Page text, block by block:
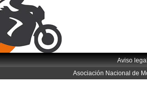
Aviso
Asociación Nacional de